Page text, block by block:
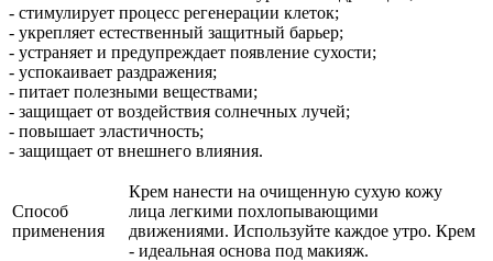
- стимулирует процесс регенерации клеток;
- укрепляет естественный защитный барьер;
- устраняет и предупреждает появление сухости;
- успокаивает раздражения;
- питает полезными веществами;
- защищает от воздействия солнечных лучей;
- повышает эластичность;
- защищает от внешнего влияния.
Способ
применения
Крем нанести на очищенную сухую кожу
лица легкими похлопывающими
движениями. Используйте каждое утро. Крем
- идеальная основа под макияж.